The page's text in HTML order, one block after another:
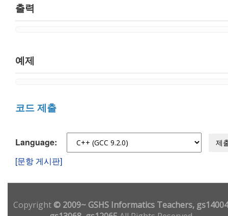
출력
예제
코드 제출
Language: 제
[문항 게시판]
Copyright© 2009~ GSHS Informatics Teachers,